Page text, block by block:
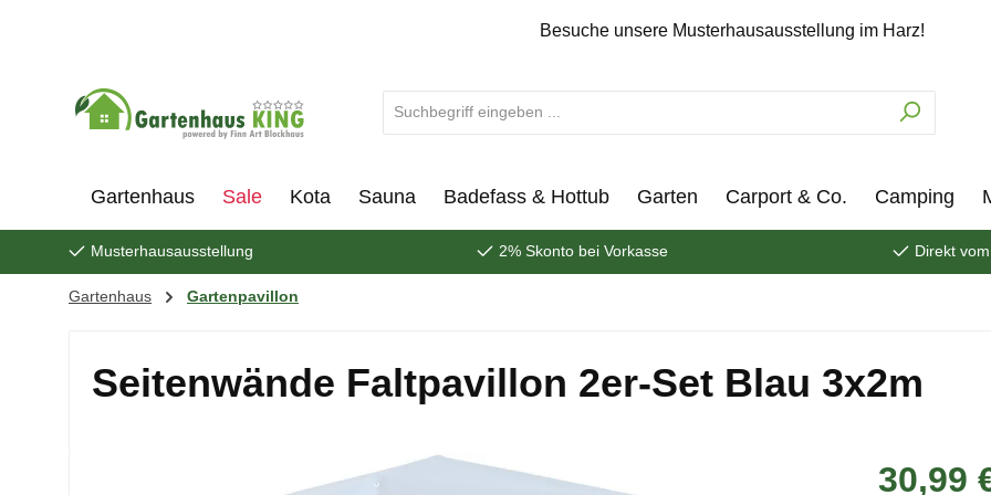
Besuche unsere Musterhausausstellung im Harz!
Gartenhaus Sale Kota Sauna Badefass & Hottub Garten Carport & Co. Camping
Musterhausausstellung 2% Skonto bei Vorkasse Direkt
Gartenhaus Gartenpavillon
Seitenwände Faltpavillon 2er-Set Blau 3x2m
30,99